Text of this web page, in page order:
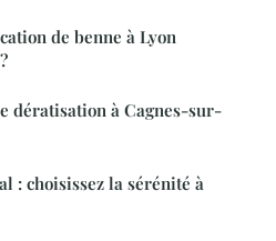
de benne à Lyon
dératisation à Cagnes-sur-
: choisissez la sérénité à